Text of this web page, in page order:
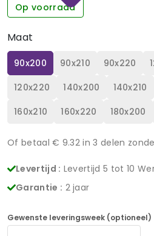
Op voorraad
Maat
90x200 90x210 90x220
120x220
140x200 140x210
160x210
160x220 180x200
Of betaal € 9.32 in 3 delen
Levertijd : Levertijd 5 tot 10
Garantie : 2 jaar
Gewenste leveringsweek (optioneel)